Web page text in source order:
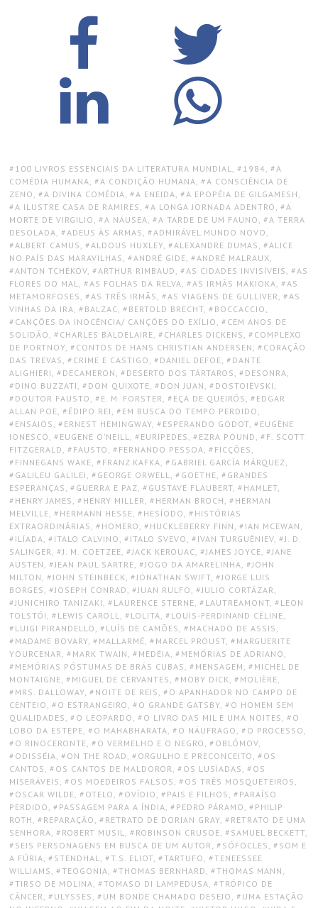
TAGS:
100 LIVROS ESSENCIAIS DA LITERATURA MUNDIAL, 1984, A
COMÉDIA HUMANA, A CONDIÇÃO HUMANA, A CONSCIÊNCIA DE
ZENO , A DIVINA COMÉDIA, A ENEIDA, A EPOPÉIA DE GILGAMESH ,
A ILUSTRE CASA DE RAMIRES , A LONGA JORNADA ADENTRO , A
MORTE DE VIRGILIO , A NÁUSEA, A TARDE DE UM FAUNO , A TERRA
DESOLADA, ADEUS ÀS ARMAS , ADMIRÁVEL MUNDO NOVO ,
ALBERT CAMUS , ALDOUS HUXLEY, ALEXANDRE DUMAS , ALICE
NO PAÍS DAS MARAVILHAS , ANDRÉ GIDE, ANDRÉ MALRAUX,
ANTON TCHÉKOV, ARTHUR RIMBAUD , AS CIDADES INVISÍVEIS , AS
FLORES DO MAL, AS FOLHAS DA RELVA, AS IRMÃS MAKIOKA, AS
METAMORFOSES , AS TRÊS IRMÃS , AS VIAGENS DE GULLIVER, AS
VINHAS DA IRA, BALZAC, BERTOLD BRECHT, BOCCACCIO ,
CANÇÕES DA INOCÊNCIA/ CANÇÕES DO EXÍLIO , CEM ANOS DE
SOLIDÃO , CHARLES BALDELAIRE, CHARLES DICKENS , COMPLEXO
DE PORTNOY, CONTOS DE HANS CHRISTIAN ANDERSEN , CORAÇÃO
DAS TREVAS , CRIME E CASTIGO , DANIEL DEFOE, DANTE
ALIGHIERI , DECAMERON , DESERTO DOS TÁRTAROS , DESONRA,
DINO BUZZATI , DOM QUIXOTE, DON JUAN , DOSTOIÉVSKI ,
DOUTOR FAUSTO , E. M. FORSTER, EÇA DE QUEIRÓS , EDGAR
ALLAN POE, ÉDIPO REI , EM BUSCA DO TEMPO PERDIDO ,
ENSAIOS , ERNEST HEMINGWAY, ESPERANDO GODOT, EUGÈNE
IONESCO , EUGENE O’NEILL, EURÍPEDES , EZRA POUND , F. SCOTT
FITZGERALD , FAUSTO , FERNANDO PESSOA, FICÇÕES ,
FINNEGANS WAKE, FRANZ KAFKA, GABRIEL GARCÍA MÁRQUEZ,
GALILEU GALILEI , GEORGE ORWELL, GOETHE, GRANDES
ESPERANÇAS , GUERRA E PAZ, GUSTAVE FLAUBERT, HAMLET,
HENRY JAMES , HENRY MILLER, HERMAN BROCH , HERMAN
MELVILLE, HERMANN HESSE, HESÍODO , HISTÓRIAS
EXTRAORDINÁRIAS , HOMERO , HUCKLEBERRY FINN , IAN MCEWAN ,
ILÍADA, ITALO CALVINO , ITALO SVEVO , IVAN TURGUÊNIEV, J. D.
SALINGER, J. M. COETZEE, JACK KEROUAC, JAMES JOYCE, JANE
AUSTEN , JEAN PAUL SARTRE, JOGO DA AMARELINHA, JOHN
MILTON , JOHN STEINBECK, JONATHAN SWIFT, JORGE LUIS
BORGES , JOSEPH CONRAD , JUAN RULFO , JULIO CORTÁZAR,
JUNICHIRO TANIZAKI , LAURENCE STERNE, LAUTRÉAMONT, LEON
TOLSTÓI , LEWIS CAROLL, LOLITA, LOUIS-FERDINAND CÉLINE,
LUIGI PIRANDELLO , LUÍS DE CAMÕES , MACHADO DE ASSIS ,
MADAME BOVARY, MALLARMÉ, MARCEL PROUST, MARGUERITE
YOURCENAR, MARK TWAIN , MEDÉIA, MEMÓRIAS DE ADRIANO ,
MEMÓRIAS PÓSTUMAS DE BRÁS CUBAS , MENSAGEM , MICHEL DE
MONTAIGNE, MIGUEL DE CERVANTES , MOBY DICK, MOLIÈRE,
MRS. DALLOWAY, NOITE DE REIS , O APANHADOR NO CAMPO DE
CENTEIO , O ESTRANGEIRO , O GRANDE GATSBY, O HOMEM SEM
QUALIDADES , O LEOPARDO , O LIVRO DAS MIL E UMA NOITES , O
LOBO DA ESTEPE, O MAHABHARATA, O NÁUFRAGO , O PROCESSO ,
O RINOCERONTE, O VERMELHO E O NEGRO , OBLÓMOV,
ODISSÉIA, ON THE ROAD , ORGULHO E PRECONCEITO , OS
CANTOS , OS CANTOS DE MALDOROR, OS LUSÍADAS , OS
MISERÁVEIS , OS MOEDEIROS FALSOS , OS TRÊS MOSQUETEIROS ,
OSCAR WILDE, OTELO , OVÍDIO , PAIS E FILHOS , PARAÍSO
PERDIDO , PASSAGEM PARA A ÍNDIA, PEDRO PÁRAMO , PHILIP
ROTH , REPARAÇÃO , RETRATO DE DORIAN GRAY, RETRATO DE UMA
SENHORA, ROBERT MUSIL, ROBINSON CRUSOE, SAMUEL BECKETT,
SEIS PERSONAGENS EM BUSCA DE UM AUTOR, SÓFOCLES , SOM E
A FÚRIA, STENDHAL, T.S. ELIOT, TARTUFO , TENEESSEE
WILLIAMS , TEOGONIA, THOMAS BERNHARD , THOMAS MANN ,
TIRSO DE MOLINA, TOMASO DI LAMPEDUSA, TRÓPICO DE
CÂNCER, ULYSSES , UM BONDE CHAMADO DESEJO , UMA ESTAÇÃO